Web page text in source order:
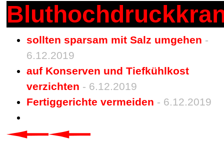
sollten sparsam mit Salz umgehen -
6.12.2019
auf Konserven und Tiefkühlkost
verzichten - 6.12.2019
Fertiggerichte vermeiden - 6.12.2019